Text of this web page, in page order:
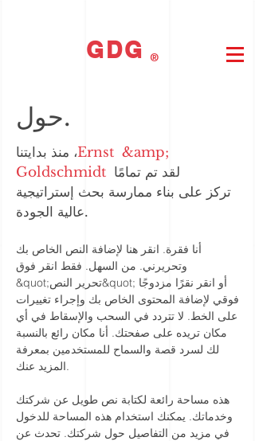
GDG ®
حول.
منذ بدايتنا ،Ernst &amp;
Goldschmidt لقد تم تمامًا
تركز على بناء ممارسة بحث إستراتيجية
عالية الجودة.
أنا فقرة. انقر هنا لإضافة النص الخاص بك
وتحريرني. من السهل. فقط انقر فوق
&quot;تحرير النص&quot; أو انقر نقرًا مزدوجًا
فوقي لإضافة المحتوى الخاص بك وإجراء تغييرات
على الخط. لا تتردد في السحب والإسقاط في أي
مكان تريده على صفحتك. أنا مكان رائع بالنسبة
لك لسرد قصة والسماح للمستخدمين بمعرفة
المزيد عنك.
هذه مساحة رائعة لكتابة نص طويل عن شركتك
وخدماتك. يمكنك استخدام هذه المساحة للدخول
في مزيد من التفاصيل حول شركتك. تحدث عن